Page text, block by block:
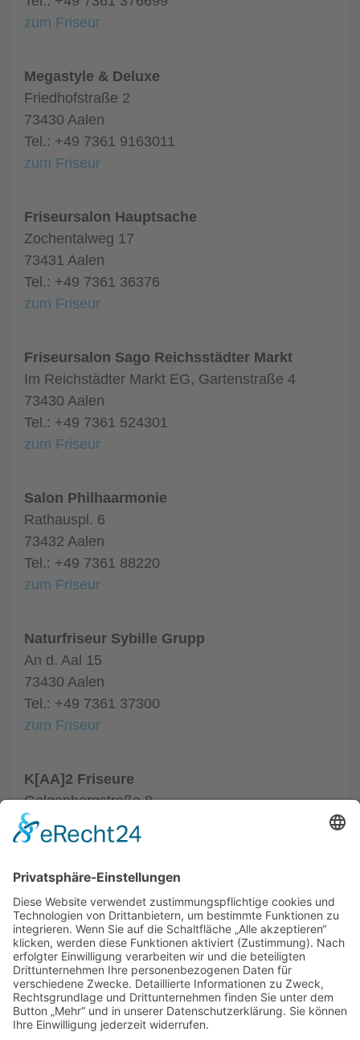
zum Friseur
Megastyle & Deluxe
Friedhofstraße 2
73430 Aalen
Tel.: +49 7361 9163011
zum Friseur
Friseursalon Hauptsache
Zochentalweg 17
73431 Aalen
Tel.: +49 7361 36376
zum Friseur
Friseursalon Sago Reichsstädter Markt
Im Reichstädter Markt EG, Gartenstraße 4
73430 Aalen
Tel.: +49 7361 524301
zum Friseur
Salon Philhaarmonie
Rathauspl. 6
73432 Aalen
Tel.: +49 7361 88220
zum Friseur
Naturfriseur Sybille Grupp
An d. Aal 15
73430 Aalen
Tel.: +49 7361 37300
zum Friseur
K[AA]2 Friseure
Galgenbergstraße 8
73431 Aalen
Tel.: +49 7361 9809033
ALLGEMEIN
FRISEURE